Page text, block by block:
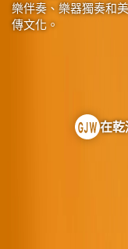
樂伴奏、樂器獨奏和
傳文化。
在乾